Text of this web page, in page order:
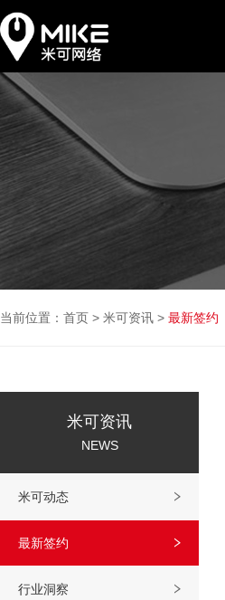
当前位置： 首页 > 米可资讯 > 最新签约
米可资讯
NEWS
米可动态
最新签约
行业洞察